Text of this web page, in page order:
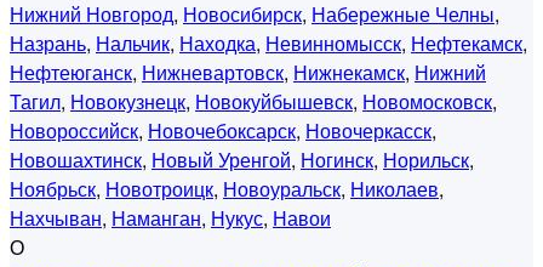
Нижний Новгород, Новосибирск, Набережные Челны,
Назрань, Нальчик, Находка, Невинномысск, Нефтекамск,
Нефтеюганск, Нижневартовск, Нижнекамск, Нижний
Тагил, Новокузнецк, Новокуйбышевск, Новомосковск,
Новороссийск, Новочебоксарск, Новочеркасск,
Новошахтинск, Новый Уренгой, Ногинск, Норильск,
Ноябрьск, Новотроицк, Новоуральск, Николаев,
Нахчыван, Наманган, Нукус, Навои
О